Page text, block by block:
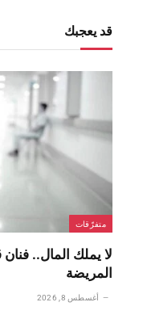
قد يعجبك
متفرّقات
لا يملك المال..
المريضة
أغسطس 8, 2026